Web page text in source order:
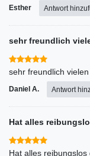
Esther Antwort
sehr freundlich
sehr freundlich
Daniel A. Antwort
Hat alles